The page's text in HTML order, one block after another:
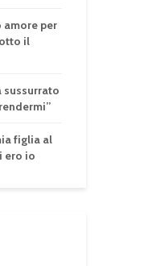
per
il
sussurrato
figlia al
ero io